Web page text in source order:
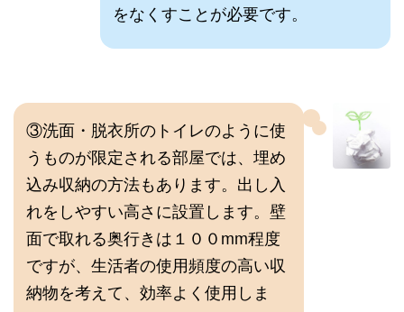
をなくすことが必要です。
③洗面・脱衣所のトイレのように使
うものが限定される部屋では、埋め
込み収納の方法もあります。出し入
れをしやすい高さに設置します。壁
面で取れる奥行きは１００mm程度
ですが、生活者の使用頻度の高い収
納物を考えて、効率よく使用しま